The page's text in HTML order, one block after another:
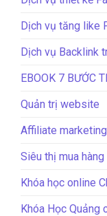
Dịch vụ tăng like
Dịch vụ Backlink
EBOOK 7 BƯỚC
Quản trị website
Affiliate marketing
Siêu thị mua
Khóa học online
Khóa Học Quảng